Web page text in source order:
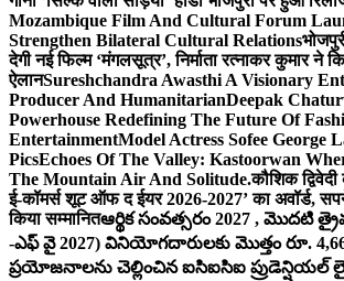
Mozambique Film And Cultural Forum
Strengthen Bilateral Cultural Relations
देगी नई फिल्म ‘मंगलसूत्र’, निर्माता रत्नाकर कुमार ने
ऐलानSureshchandra Awasthi A Visionary
Producer And HumanitarianDeepak
Powerhouse Redefining The Future Of
EntertainmentModel Actress Sofee George
PicsEchoes Of The Valley: Kastoorwan
The Mountain Air And Solitude.कौशिक
ई-कॉमर्स शूट ऑफ द ईयर 2026-2027’ का अवॉर्ड,
किया सम्मानितఆర్థిక సంవత్సరం 2027 , మొదటి
-ఎఫ్ వై 2027) వినియోగదారులకు మొత్తం రూ.
ప్రయోజనాలను చెల్లించిన ఐసిఐసిఐ ప్రుడెన్షియల్